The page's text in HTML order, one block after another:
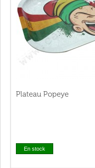
Plateau Popeye
En stock